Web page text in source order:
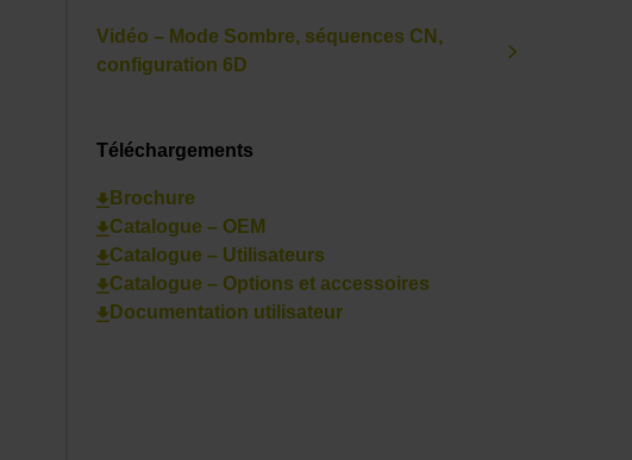
Vidéo – Mode Sombre, séquences CN,
configuration 6D
Téléchargements
Brochure
Catalogue – OEM
Catalogue – Utilisateurs
Catalogue – Options et accessoires
Documentation utilisateur